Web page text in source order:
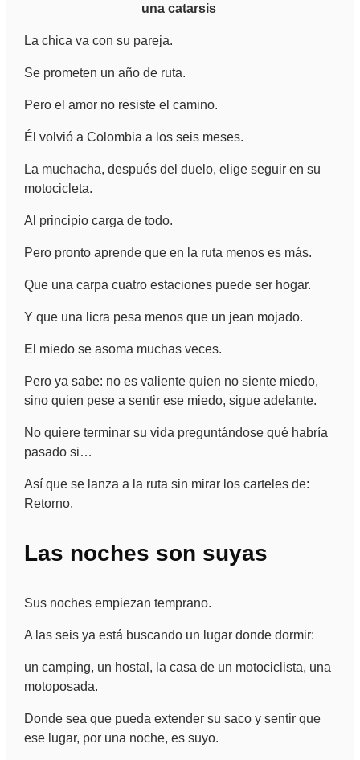
una catarsis
La chica va con su pareja.
Se prometen un año de ruta.
Pero el amor no resiste el camino.
Él volvió a Colombia a los seis meses.
La muchacha, después del duelo, elige seguir en su
motocicleta.
Al principio carga de todo.
Pero pronto aprende que en la ruta menos es más.
Que una carpa cuatro estaciones puede ser hogar.
Y que una licra pesa menos que un jean mojado.
El miedo se asoma muchas veces.
Pero ya sabe: no es valiente quien no siente miedo,
sino quien pese a sentir ese miedo, sigue adelante.
No quiere terminar su vida preguntándose qué habría
pasado si…
Así que se lanza a la ruta sin mirar los carteles de:
Retorno.
Las noches son suyas
Sus noches empiezan temprano.
A las seis ya está buscando un lugar donde dormir:
un camping, un hostal, la casa de un motociclista, una
motoposada.
Donde sea que pueda extender su saco y sentir que
ese lugar, por una noche, es suyo.